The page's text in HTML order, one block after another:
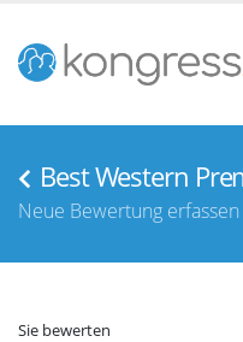
Best Western
Neue Bewertung erfassen
Sie bewerten